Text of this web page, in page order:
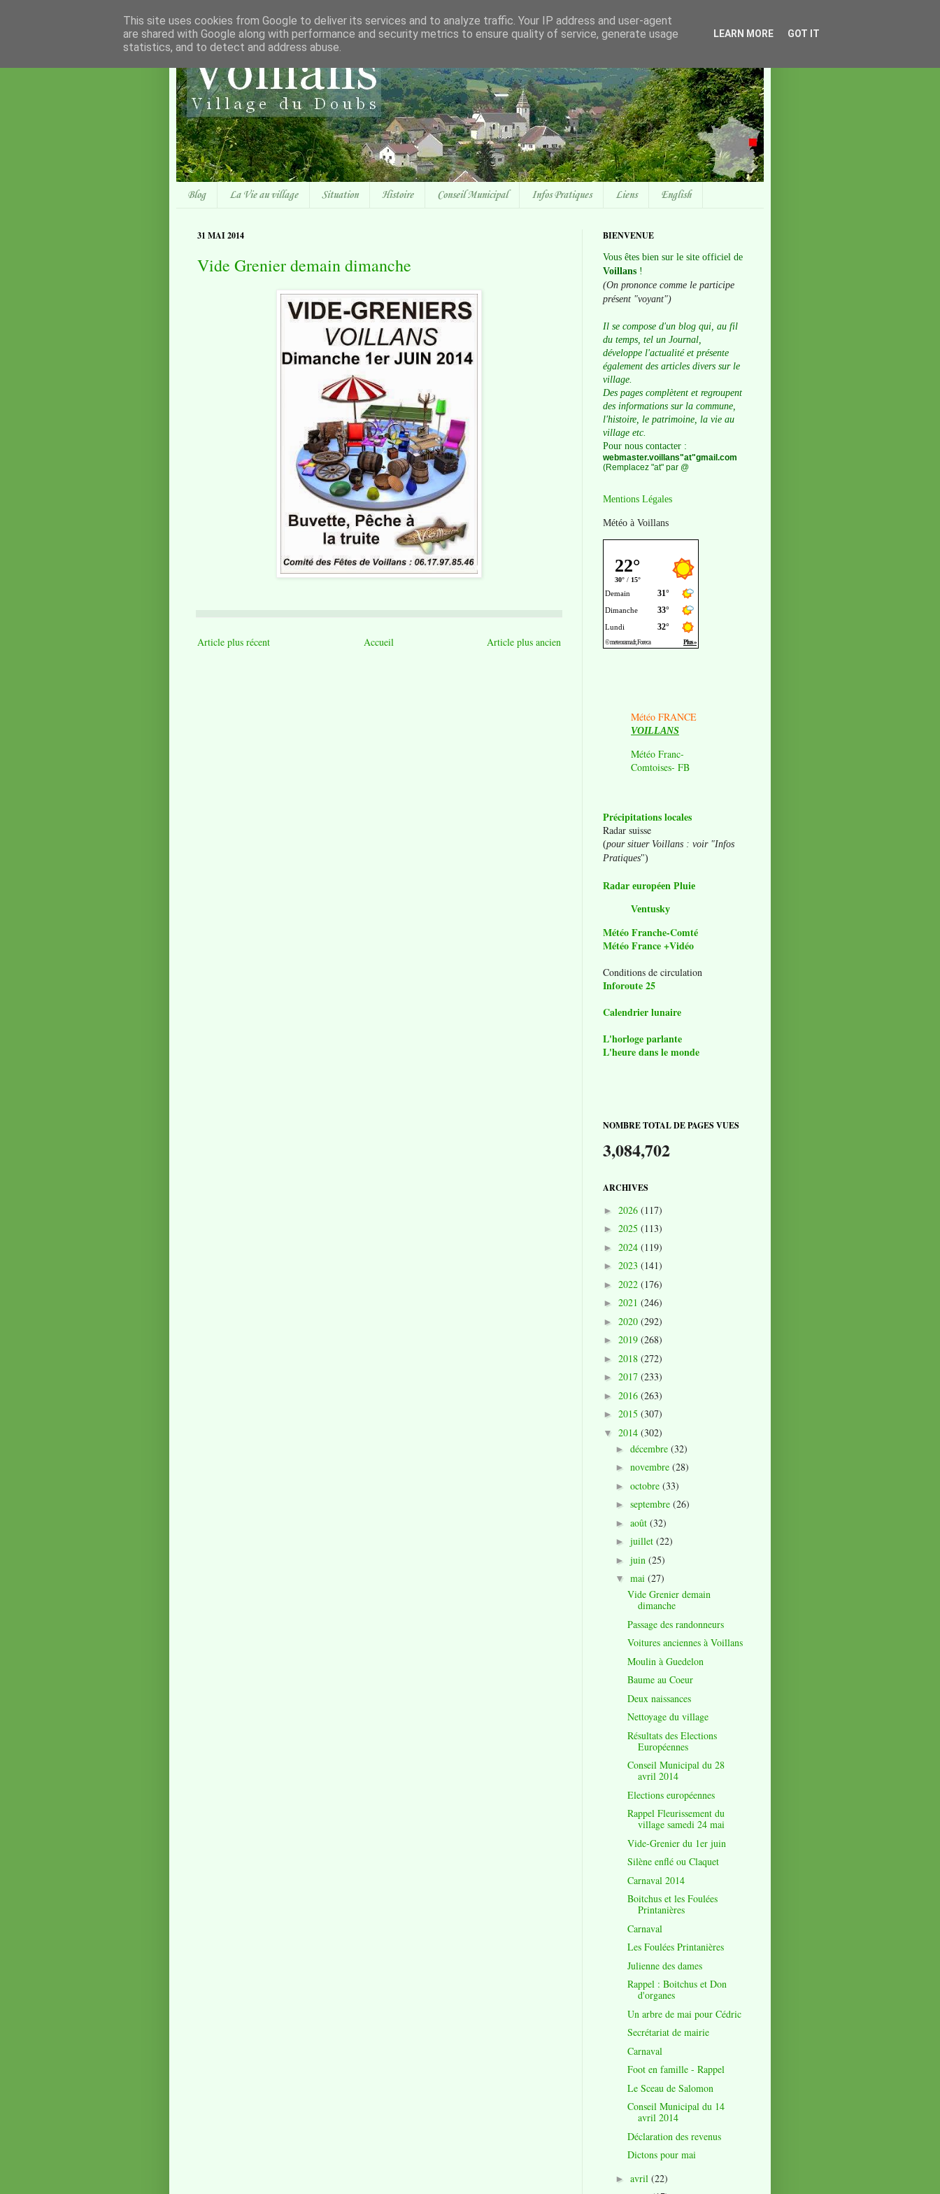
Blog La Vie au village Situation Histoire Conseil Municipal Infos Pratiques Liens English
31 MAI 2014
Vide Grenier demain dimanche
Article plus récent Article plus ancien
Accueil
BIENVENUE
Vous êtes bien sur le site officiel de
Voillans !
(On prononce comme le participe
présent "voyant")
Il se compose d'un blog qui, au fil
du temps, tel un Journal,
développe l'actualité et présente
également des articles divers sur le
village.
Des pages complètent et regroupent
des informations sur la commune,
l'histoire, le patrimoine, la vie au
village etc.
Pour nous contacter :
webmaster.voillans"at"gmail.com
(Remplacez "at" par @
Mentions Légales
Météo à Voillans
Météo FRANCE
VOILLANS
Météo Franc-
Comtoises- FB
Précipitations locales
Radar suisse
(pour situer Voillans : voir "Infos
Pratiques")
Radar européen Pluie
Ventusky
Météo Franche-Comté
Météo France +Vidéo
Conditions de circulation
Inforoute 25
Calendrier lunaire
L'horloge parlante
L'heure dans le monde
NOMBRE TOTAL DE PAGES VUES
3,084,702
ARCHIVES
► 2026 (117)
► 2025 (113)
► 2024 (119)
► 2023 (141)
► 2022 (176)
► 2021 (246)
► 2020 (292)
► 2019 (268)
► 2018 (272)
► 2017 (233)
► 2016 (263)
► 2015 (307)
▼ 2014 (302)
► décembre (32)
► novembre (28)
► octobre (33)
► septembre (26)
► août (32)
► juillet (22)
► juin (25)
▼ mai (27)
Vide Grenier demain
dimanche
Passage des randonneurs
Voitures anciennes à Voillans
Moulin à Guedelon
Baume au Coeur
Deux naissances
Nettoyage du village
Résultats des Elections
Européennes
Conseil Municipal du 28
avril 2014
Elections européennes
Rappel Fleurissement du
village samedi 24 mai
Vide-Grenier du 1er juin
Silène enflé ou Claquet
Carnaval 2014
Boitchus et les Foulées
Printanières
Carnaval
Les Foulées Printanières
Julienne des dames
Rappel : Boitchus et Don
d'organes
Un arbre de mai pour Cédric
Secrétariat de mairie
Carnaval
Foot en famille - Rappel
Le Sceau de Salomon
Conseil Municipal du 14
avril 2014
Déclaration des revenus
Dictons pour mai
► avril (22)
This site uses cookies from Google to deliver its services and to analyze traffic. Your IP address and user-agent
are shared with Google along with performance and security metrics to ensure quality of service, generate usage
statistics, and to detect and address abuse.
LEARN MORE GOT IT